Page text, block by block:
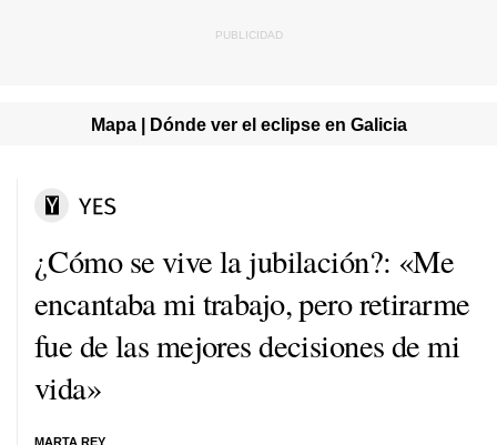
Mapa | Dónde ver el eclipse en Galicia
¿Cómo se vive la jubilación?: «Me
encantaba mi trabajo, pero retirarme
fue de las mejores decisiones de mi
vida»
MARTA REY